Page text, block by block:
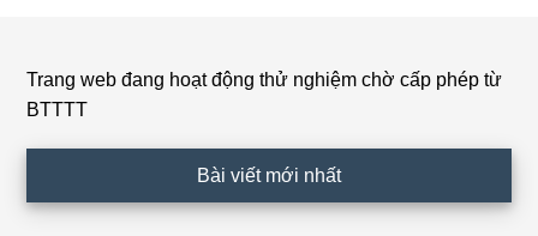
Footer
Trang web đang hoạt động thử nghiệm chờ cấp phép từ
BTTTT
Bài viết mới nhất